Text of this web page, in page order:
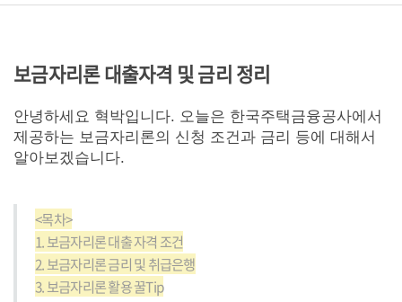
보금자리론 대출자격 및 금리 정리
안녕하세요 혁박입니다. 오늘은 한국주택금융공사에서
제공하는 보금자리론의 신청 조건과 금리 등에 대해서
알아보겠습니다.
<목차>
1. 보금자리론 대출 자격 조건
2. 보금자리론 금리 및 취급은행
3. 보금자리론 활용 꿀Tip